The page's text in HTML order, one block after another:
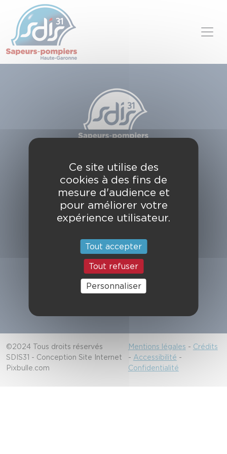
49, chemin de l'Armurié
C.S. 80123
31772 COLOMIERS CEDEX
Contactez-nous
Alerter les secours
18/112
©2024 Tous droits réservés
SDIS31 - Conception Site Internet
Pixbulle.com
Mentions légales - Crédits
- Accessibilité -
Confidentialité
Panneau de gestion des cookies
Ce site utilise des
cookies à des fins de
mesure d'audience et
pour améliorer votre
expérience utilisateur.
Tout accepter
Tout refuser
Personnaliser